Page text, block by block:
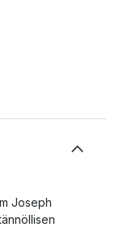
Joseph